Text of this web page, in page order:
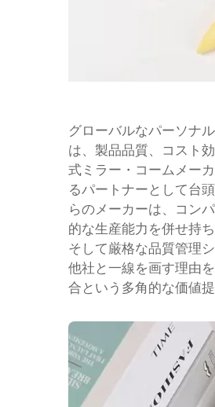
グローバルなパーソナ
は、製品品質、コスト
式ミラー・コームメー
るパートナーとして台
らのメーカーは、コン
的な生産能力を併せ持
そして厳格な品質管理
他社と一線を画す理由
合という多角的な価値